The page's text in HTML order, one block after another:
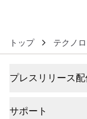
トップ テクノ
プレスリリース配
サポート